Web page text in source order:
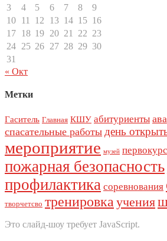
3
4 5 6 7 8
9
10 11 12 13 14 15 16
17 18 19 20 21 22 23
24 25 26 27 28 29 30
31
« Окт
Метки
Гаситель Главная КШУ абитуриенты
спасательные работы день
мероприятие музей
пожарная безопасность
профилактика соревнования
творчетсво тренировка учения
Это слайд-шоу требует JavaScript.